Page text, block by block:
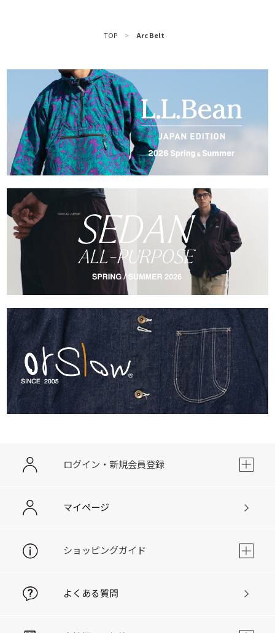
TOP > Arc Belt
ログイン・新規会員登録
マイページ
ショッピングガイド
よくある質問